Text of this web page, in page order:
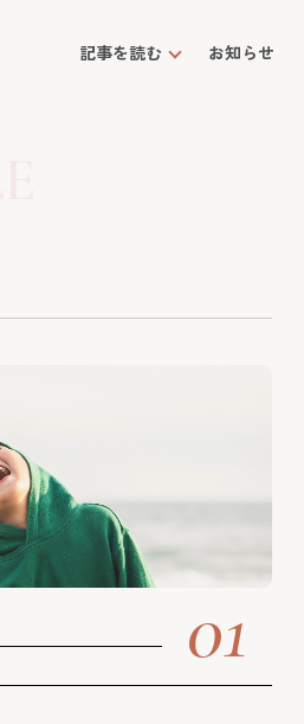
記事を読む お知らせ
01